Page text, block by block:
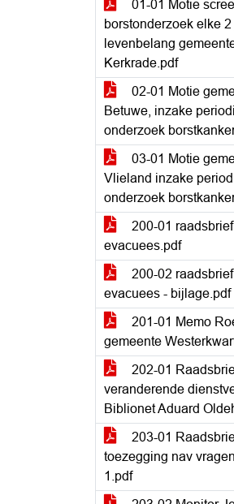
01-01 Motie
borstonderzoek elke
levenbelang
Kerkrade.pdf
02-01 Motie
Betuwe, inzake
onderzoek
03-01 Motie
Vlieland inzake
onderzoek
200-01
evacuees.pdf
200-02
evacuees - bijlage.pdf
201-01 Memo
gemeente
202-01
veranderende
Biblionet Aduard
203-01
toezegging nav
1.pdf